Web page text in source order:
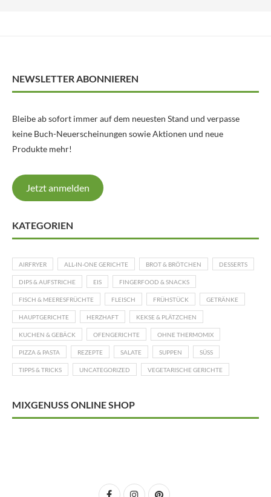
NEWSLETTER ABONNIEREN
Bleibe ab sofort immer auf dem neuesten Stand und verpasse
keine Buch-Neuerscheinungen sowie Aktionen und neue
Produkte mehr!
Jetzt anmelden
KATEGORIEN
AIRFRYER ALL-IN-ONE GERICHTE BROT & BRÖTCHEN DESSERTS
DIPS & AUFSTRICHE EIS FINGERFOOD & SNACKS
FISCH & MEERESFRÜCHTE FLEISCH FRÜHSTÜCK GETRÄNKE
HAUPTGERICHTE HERZHAFT KEKSE & PLÄTZCHEN
KUCHEN & GEBÄCK OFENGERICHTE OHNE THERMOMIX
PIZZA & PASTA REZEPTE SALATE SUPPEN SÜSS
TIPPS & TRICKS UNCATEGORIZED VEGETARISCHE GERICHTE
MIXGENUSS ONLINE SHOP